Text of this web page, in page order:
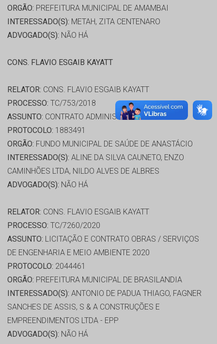
ORGÃO: PREFEITURA MUNICIPAL DE AMAMBAI
INTERESSADO(S): METAH, ZITA CENTENARO
ADVOGADO(S): NÃO HÁ
CONS. FLAVIO ESGAIB KAYATT
RELATOR: CONS. FLAVIO ESGAIB KAYATT
PROCESSO: TC/753/2018
ASSUNTO: CONTRATO ADMINISTRATIVO 2017
PROTOCOLO: 1883491
ORGÃO: FUNDO MUNICIPAL DE SAÚDE DE ANASTÁCIO
INTERESSADO(S): ALINE DA SILVA CAUNETO, ENZO
CAMINHÕES LTDA, NILDO ALVES DE ALBRES
ADVOGADO(S): NÃO HÁ
RELATOR: CONS. FLAVIO ESGAIB KAYATT
PROCESSO: TC/7260/2020
ASSUNTO: LICITAÇÃO E CONTRATO OBRAS / SERVIÇOS
DE ENGENHARIA E MEIO AMBIENTE 2020
PROTOCOLO: 2044461
ORGÃO: PREFEITURA MUNICIPAL DE BRASILANDIA
INTERESSADO(S): ANTONIO DE PADUA THIAGO, FAGNER
SANCHES DE ASSIS, S & A CONSTRUÇÕES E
EMPREENDIMENTOS LTDA - EPP
ADVOGADO(S): NÃO HÁ